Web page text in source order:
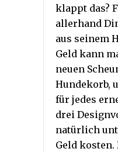
klappt das?
allerhand
aus seinem
Geld kann
neuen
Hundekorb,
für jedes
drei
natürlich
Geld